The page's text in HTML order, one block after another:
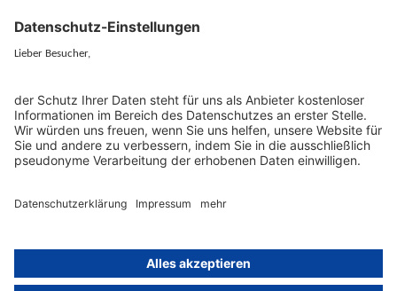
Häufig gestellte Fragen (FAQ)
Allgemeine Geschäftsbedinungen (AGB)
Impressum
Datenschutzerklärung
Powered byrethink digitalundKLEINWERKSTATT